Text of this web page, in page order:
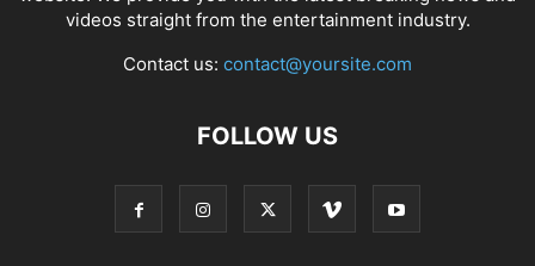
videos straight from the entertainment industry.
Contact us: contact@yoursite.com
FOLLOW US